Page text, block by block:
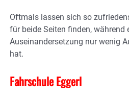
Oftmals lassen sich so
für beide Seiten finden, während
Auseinandersetzung nur wenig
hat.
Fahrschule Eggerl